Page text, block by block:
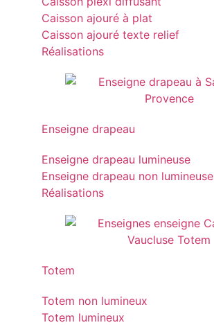
Caisson ajouré à plat
Caisson ajouré texte relief
Réalisations
Enseigne drapeau
Enseigne drapeau lumineuse
Enseigne drapeau non lumineuse
Réalisations
Totem
Totem non lumineux
Totem lumineux